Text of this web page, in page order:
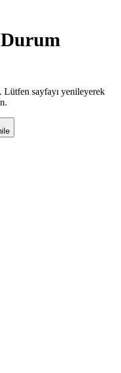
Lütfen sayfayı yenileyerek